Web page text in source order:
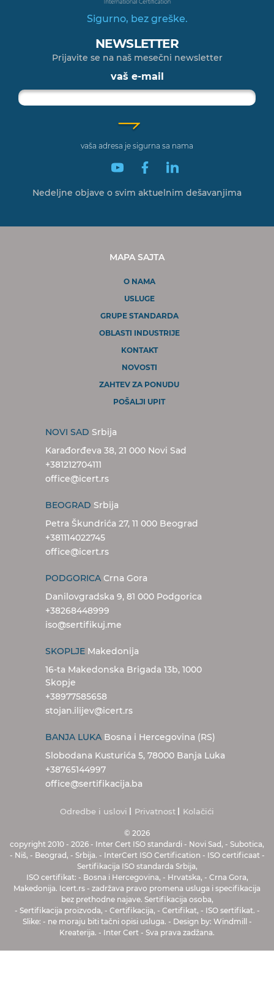
Nedeljne objave o svim aktuelnim dešavanjima
Sigurno, bez greške.
NEWSLETTER
Prijavite se na naš mesečni newsletter
vaš e-mail
vaša adresa je sigurna sa nama
MAPA SAJTA
O NAMA
USLUGE
GRUPE STANDARDA
OBLASTI INDUSTRIJE
KONTAKT
NOVOSTI
ZAHTEV ZA PONUDU
POŠALJI UPIT
NOVI SAD Srbija
Karađorđeva 38, 21 000 Novi Sad
+381212704111
office@icert.rs
BEOGRAD Srbija
Petra Škundrića 27, 11 000 Beograd
+381114022745
office@icert.rs
PODGORICA Crna Gora
Danilovgradska 9, 81 000 Podgorica
+38268448999
iso@sertifikuj.me
SKOPLJE Makedonija
16-ta Makedonska Brigada 13b, 1000
Skopje
+38977585658
stojan.ilijev@icert.rs
BANJA LUKA Bosna i Hercegovina (RS)
Slobodana Kusturića 5, 78000 Banja Luka
+38765144997
office@sertifikacija.ba
© 2026
copyright 2010 - 2026 - Inter Cert ISO standardi - Novi Sad , - Subotica,
- Niš, - Beograd , - Srbija. - InterCert ISO Certification - ISO certificaat -
Sertifikacija ISO standarda Srbija,
ISO certifikat: - Bosna i Hercegovina, - Hrvatska, - Crna Gora,
Makedonija. Icert.rs - zadržava pravo promena usluga i specifikacija
bez prethodne najave. Sertifikacija osoba,
- Sertifikacija proizvoda, - Certifikacija, - Certifikat, - ISO sertifikat. -
Slike: - ne moraju biti tačni opisi usluga. - Design by: Windmill -
Kreaterija. - Inter Cert - Sva prava zadžana.
Odredbe i uslovi Privatnost Kolačići